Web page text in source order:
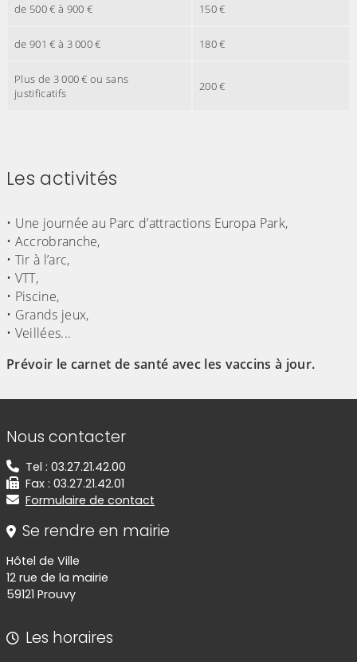
de 500 € à 900 € 150 €
de 901 € à 3 000 € 180 €
Plus de 3 000 € ou sans
justificatifs
200 €
Les activités
• Une journée au Parc d’attractions Europa Park,
• Accrobranche,
• Tir à l’arc,
• VTT,
• Piscine,
• Grands jeux,
• Veillées...
Prévoir le carnet de santé avec les vaccins à jour.
Informations de contact
Nous contacter
Tel : 03.27.21.42.00
Fax : 03.27.21.42.01
Formulaire de contact
Se rendre en mairie
Hôtel de Ville
12 rue de la mairie
59121 Prouvy
Les horaires